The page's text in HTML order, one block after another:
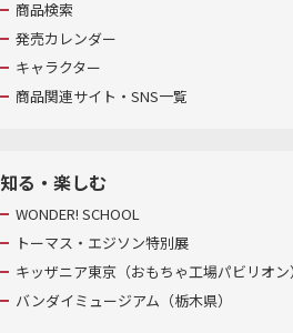
商品検索
発売カレンダー
キャラクター
商品関連サイト・SNS一覧
知る・楽しむ
WONDER! SCHOOL
トーマス・エジソン特別展
キッザニア東京（おもちゃ工場パビリオ
バンダイミュージアム（栃木県）